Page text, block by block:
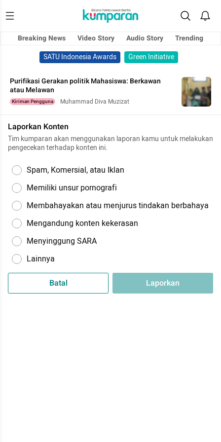
Breaking News Video Story Audio Story
Trending
SATU Indonesia Awards
Green Initiative
Purifikasi Gerakan politik Mahasiswa: Berkawan
atau Melawan
Kiriman Pengguna Muhammad Diva Muzizat
Laporkan Konten
Tim kumparan akan menggunakan laporan kamu untuk melakukan
pengecekan terhadap konten ini.
Spam, Komersial, atau Iklan
Memiliki unsur pornografi
Membahayakan atau menjurus tindakan berbahaya
Mengandung konten kekerasan
Menyinggung SARA
Lainnya
Batal Laporkan